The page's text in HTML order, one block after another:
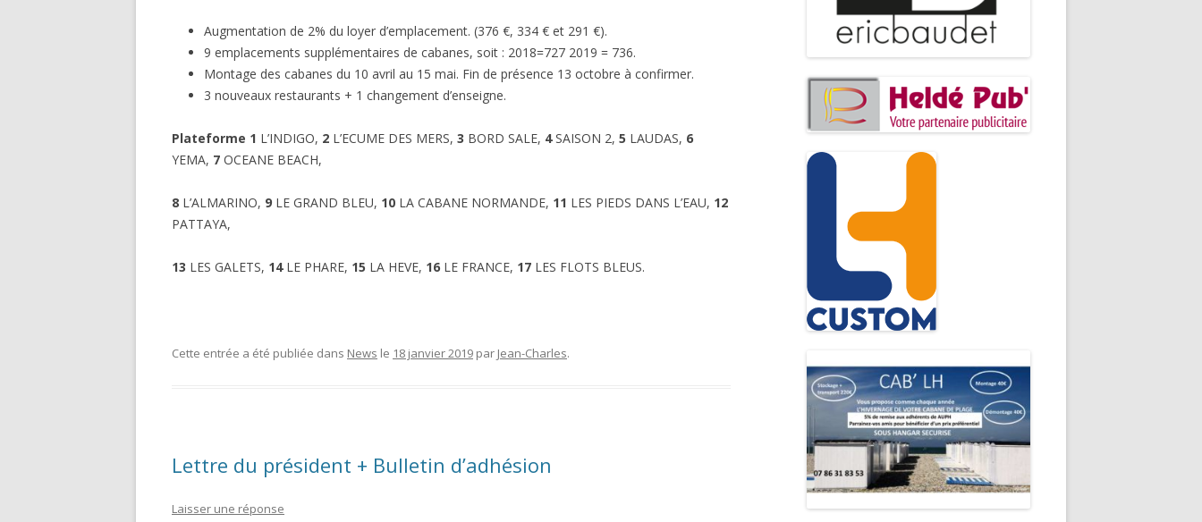
Augmentation de 2% du loyer d’emplacement. (376 €, 334 € et 291 €).
9 emplacements supplémentaires de cabanes, soit : 2018=727 2019 = 736.
Montage des cabanes du 10 avril au 15 mai. Fin de présence 13 octobre à confirmer.
3 nouveaux restaurants + 1 changement d’enseigne.
Plateforme 1 L’INDIGO, 2 L’ECUME DES MERS, 3 BORD SALE, 4SAISON 2, 5 LAUDAS, 6
YEMA, 7 OCEANE BEACH,
8 L’ALMARINO, 9 LE GRAND BLEU, 10 LA CABANE NORMANDE, 11 LES PIEDS DANS L’EAU, 12
PATTAYA,
13 LES GALETS, 14LE PHARE, 15 LA HEVE, 16 LE FRANCE, 17 LES FLOTS BLEUS.
Cette entrée a été publiée dans News le 18 janvier 2019 par Jean-Charles.
Lettre du président + Bulletin d’adhésion
Laisser une réponse